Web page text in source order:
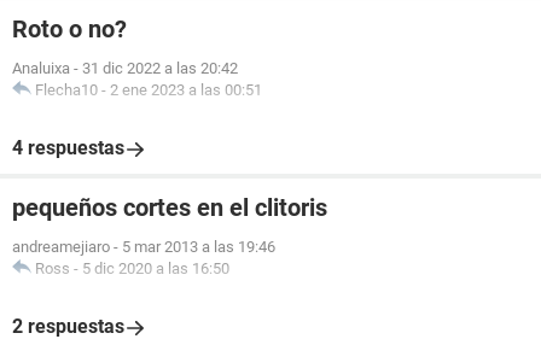
Roto o no?
Analuixa - 31 dic 2022 a las 20:42
Flecha10 - 2 ene 2023 a las 00:51
4 respuestas
pequeños cortes en el clitoris
andreamejiaro - 5 mar 2013 a las 19:46
Ross - 5 dic 2020 a las 16:50
2 respuestas